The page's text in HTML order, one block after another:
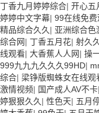
丁香九月婷婷综合| 开心五
婷婷中文字幕| 99在线免费
精品综合久久 | 亚洲综合色
综合网| 丁香五月花| 射久
线观看| 大香蕉人人网| 操
999九九九久久久99HD|
综合| 梁铮版蜘蛛女在线观
激情视频| 国产成人AV不卡|
婷狠狠久久 | 性色天| 五月